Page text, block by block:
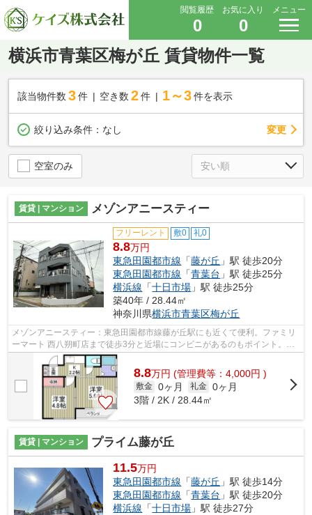
閲覧履歴
0
お気に入り
0
メニュー
横浜市青葉区梅が丘 賃貸物件一覧
該当物件数 3件 空き数 2 件 1～3 件を表示
絞り込み条件： なし 変更
空室のみ
賃貸 | マンション メゾンアニースティー
フリーレント 敷0 礼0
8.8万円
東急田園都市線 「藤が丘 」駅 徒歩20分
東急田園都市線 「青葉台 」駅 徒歩25分
横浜線 「十日市場 」駅 徒歩25分
築40年 / 28.44㎡
神奈川県横浜市青葉区梅が丘
メゾンアニースティー：東急田園都市線藤が丘駅にも近くて便利。ファミリ
ーマート 西八朔町店まで徒歩3分と近場にコンビニがあるのもポイント。最
上階のマンションです。こちらは初期...
8.8万円 (管理費等：4,000円 )
敷金 0ヶ月 礼金 0ヶ月
3階 / 2K / 28.44㎡
賃貸 | マンション プライム藤が丘
11.5万円
東急田園都市線 「藤が丘 」駅 徒歩14分
東急田園都市線 「青葉台 」駅 徒歩20分
横浜線 「十日市場 」駅 徒歩27分